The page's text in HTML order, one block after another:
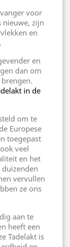
voor
nieuwe, zijn
en
en
dan om
in de
om te
Europese
toegepast
veel
en het
vervullen
ze ons
aan te
heeft een
Tadelakt is